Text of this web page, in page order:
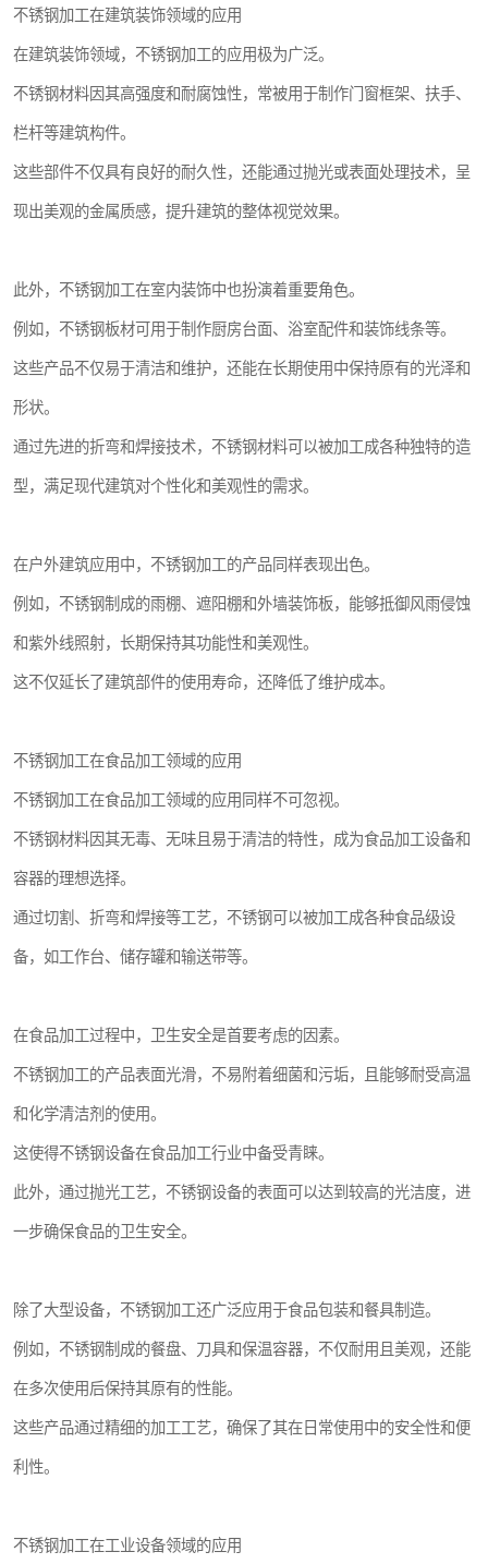
不锈钢加工在建筑装饰领域的应用
在建筑装饰领域，不锈钢加工的应用极为广泛。
不锈钢材料因其高强度和耐腐蚀性，常被用于制作门窗框架、扶手、
栏杆等建筑构件。
这些部件不仅具有良好的耐久性，还能通过抛光或表面处理技术，呈
现出美观的金属质感，提升建筑的整体视觉效果。
此外，不锈钢加工在室内装饰中也扮演着重要角色。
例如，不锈钢板材可用于制作厨房台面、浴室配件和装饰线条等。
这些产品不仅易于清洁和维护，还能在长期使用中保持原有的光泽和
形状。
通过先进的折弯和焊接技术，不锈钢材料可以被加工成各种独特的造
型，满足现代建筑对个性化和美观性的需求。
在户外建筑应用中，不锈钢加工的产品同样表现出色。
例如，不锈钢制成的雨棚、遮阳棚和外墙装饰板，能够抵御风雨侵蚀
和紫外线照射，长期保持其功能性和美观性。
这不仅延长了建筑部件的使用寿命，还降低了维护成本。
不锈钢加工在食品加工领域的应用
不锈钢加工在食品加工领域的应用同样不可忽视。
不锈钢材料因其无毒、无味且易于清洁的特性，成为食品加工设备和
容器的理想选择。
通过切割、折弯和焊接等工艺，不锈钢可以被加工成各种食品级设
备，如工作台、储存罐和输送带等。
在食品加工过程中，卫生安全是首要考虑的因素。
不锈钢加工的产品表面光滑，不易附着细菌和污垢，且能够耐受高温
和化学清洁剂的使用。
这使得不锈钢设备在食品加工行业中备受青睐。
此外，通过抛光工艺，不锈钢设备的表面可以达到较高的光洁度，进
一步确保食品的卫生安全。
除了大型设备，不锈钢加工还广泛应用于食品包装和餐具制造。
例如，不锈钢制成的餐盘、刀具和保温容器，不仅耐用且美观，还能
在多次使用后保持其原有的性能。
这些产品通过精细的加工工艺，确保了其在日常使用中的安全性和便
利性。
不锈钢加工在工业设备领域的应用